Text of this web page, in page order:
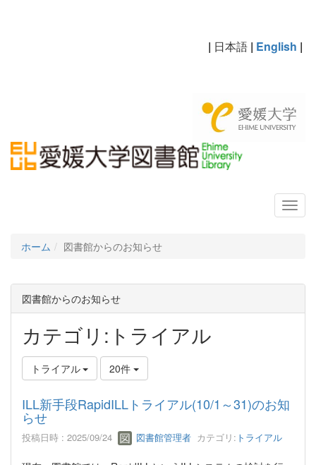
| 日本語 | English |
ホーム 図書館からのお知らせ
図書館からのお知らせ
カテゴリ:トライアル
トライアル 20件
ILL新手段RapidILLトライアル(10/1～31)のお知
らせ
投稿日時 : 2025/09/24 図書館管理者 カテゴリ: トライアル